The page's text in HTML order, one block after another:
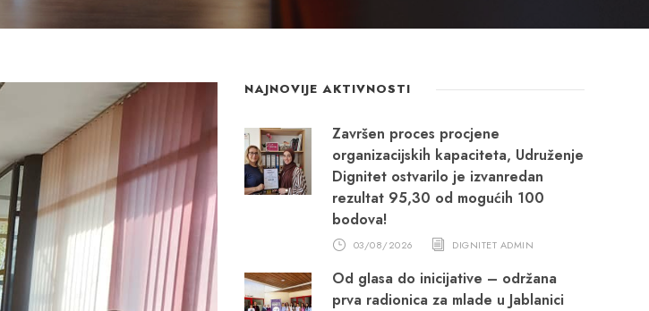
NAJNOVIJE AKTIVNOSTI
Završen proces procjene
organizacijskih kapaciteta, Udruženje
Dignitet ostvarilo je izvanredan
rezultat 95,30 od mogućih 100
bodova!
03/08/2026 DIGNITET ADMIN
Od glasa do inicijative – održana
prva radionica za mlade u Jablanici